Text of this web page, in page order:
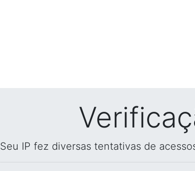
Seu IP fez diversas tentativas de